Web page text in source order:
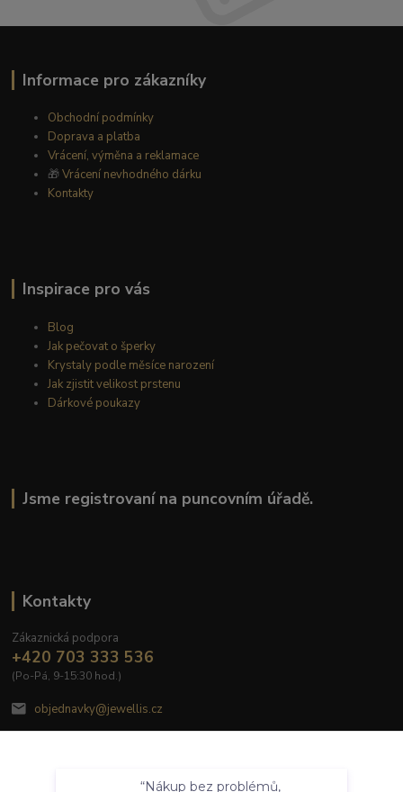
Informace pro zákazníky
Obchodní podmínky
Doprava a platba
Vrácení, výměna a reklamace
🎁Vrácení nevhodného dárku
Kontakty
Inspirace pro vás
Blog
Jak pečovat o šperky
Krystaly podle měsíce narození
Jak zjistit velikost prstenu
Dárkové poukazy
Jsme registrovaní na puncovním úřadě.
Kontakty
Zákaznická podpora
+420 703 333 536
(Po-Pá, 9-15:30 hod.)
objednavky@jewellis.cz
Nastavení Souhlasím
“Nákup bez problémů,